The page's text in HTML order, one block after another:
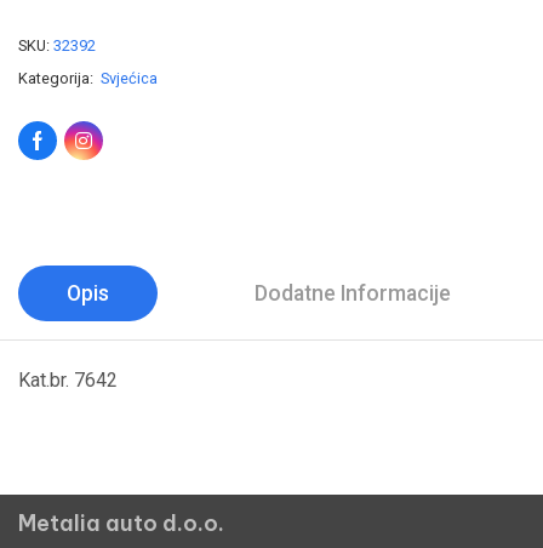
SKU: 32392
Kategorija: Svjećica
Opis Dodatne Informacije
Kat.br. 7642
Metalia auto d.o.o.